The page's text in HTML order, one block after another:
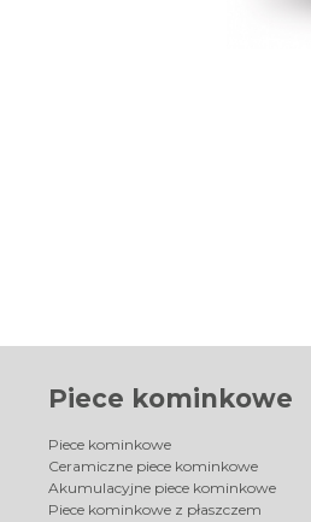
Piece kominkowe
Piece kominkowe
Ceramiczne piece kominkowe
Akumulacyjne piece kominkowe
Piece kominkowe z płaszczem